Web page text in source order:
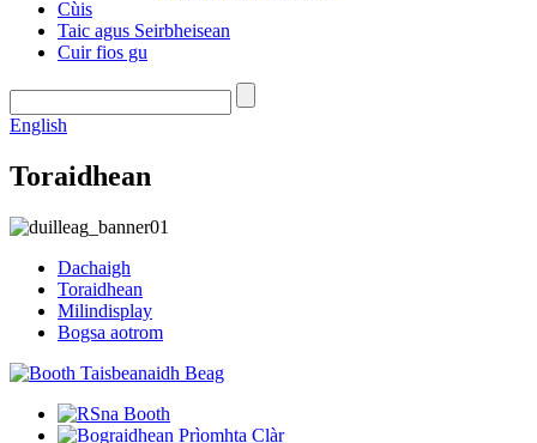
Cùis
Taic agus Seirbheisean
Cuir fios gu
English
Toraidhean
Dachaigh
Toraidhean
Milindisplay
Bogsa aotrom